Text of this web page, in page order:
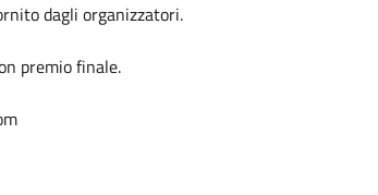
dagli organizzatori.
premio finale.